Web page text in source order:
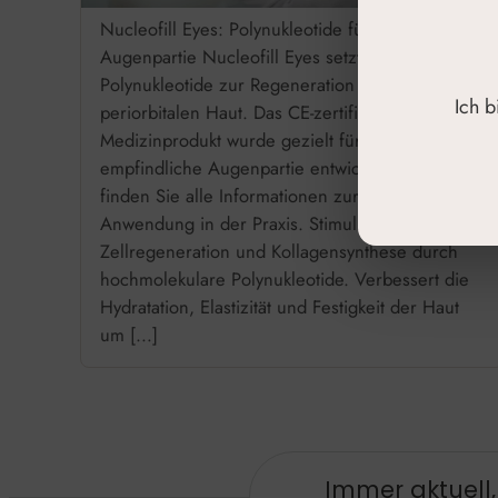
Nucleofill Eyes: Polynukleotide für die
Augenpartie Nucleofill Eyes setzt auf hochreine
Polynukleotide zur Regeneration der
periorbitalen Haut. Das CE-zertifizierte
Medizinprodukt wurde gezielt für die
empfindliche Augenpartie entwickelt. Hier
finden Sie alle Informationen zur fachgerechten
Anwendung in der Praxis. Stimuliert die
Zellregeneration und Kollagensynthese durch
hochmolekulare Polynukleotide. Verbessert die
Hydratation, Elastizität und Festigkeit der Haut
um […]
Immer
Ich